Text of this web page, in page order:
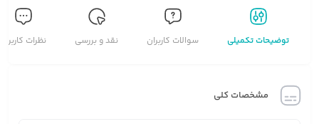
توضیحات تکمیلی سوالات کاربران نقد و بررسی نظرات کاربران
مشخصات کلی